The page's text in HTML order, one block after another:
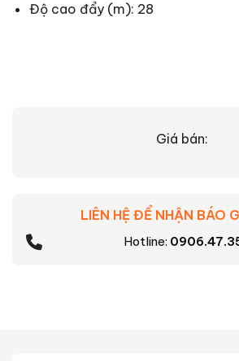
Độ cao đẩy (m): 28
Giá bán:
LIÊN HỆ ĐỂ NHẬN BÁO
Hotline: